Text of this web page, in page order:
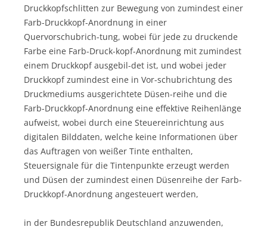
Druckkopfschlitten zur Bewegung von zumindest einer
Farb-Druckkopf-Anordnung in einer
Quervorschubrich-tung, wobei für jede zu druckende
Farbe eine Farb-Druck-kopf-Anordnung mit zumindest
einem Druckkopf ausgebil-det ist, und wobei jeder
Druckkopf zumindest eine in Vor-schubrichtung des
Druckmediums ausgerichtete Düsen-reihe und die
Farb-Druckkopf-Anordnung eine effektive Reihenlänge
aufweist, wobei durch eine Steuereinrichtung aus
digitalen Bilddaten, welche keine Informationen über
das Auftragen von weißer Tinte enthalten,
Steuersignale für die Tintenpunkte erzeugt werden
und Düsen der zumindest einen Düsenreihe der Farb-
Druckkopf-Anordnung angesteuert werden,
in der Bundesrepublik Deutschland anzuwenden,